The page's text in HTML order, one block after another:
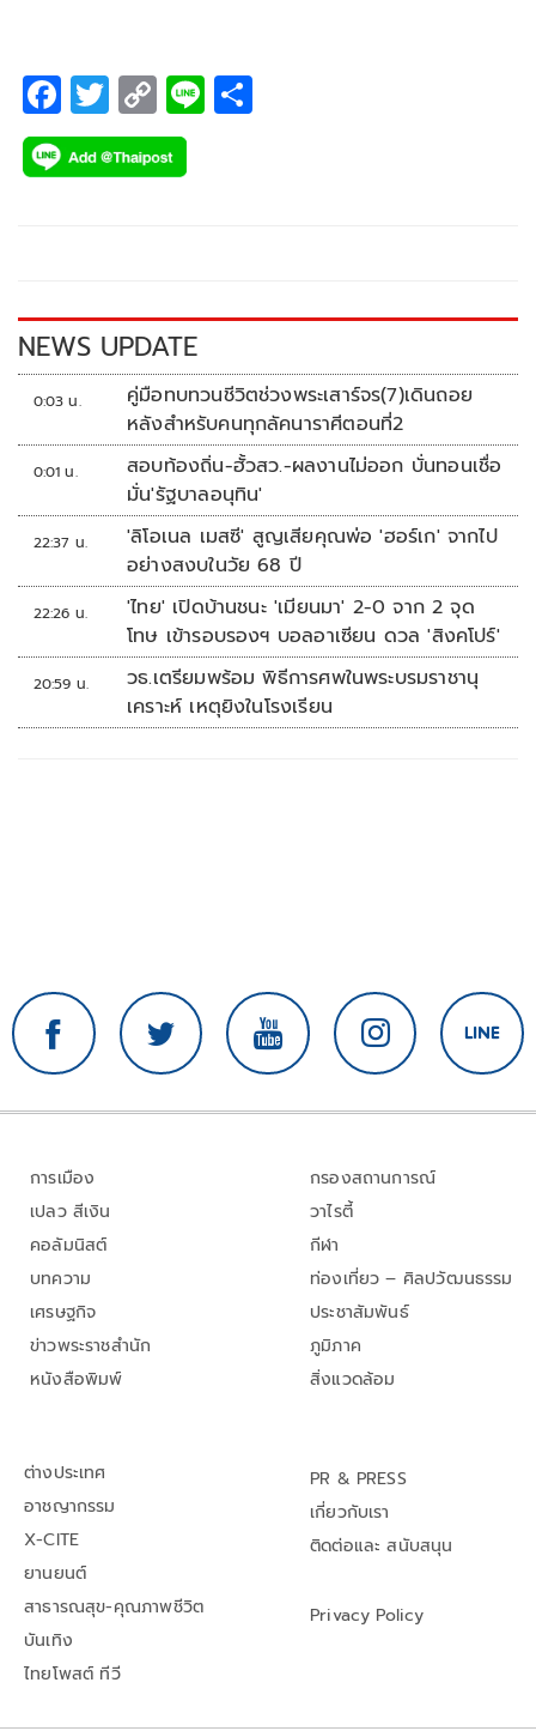
F
ac
e
k
T
wi
tt
C
o
p
k
Li
NEWS UPDATE
0:03 น.
คู่มือทบทวนชีวิตช่วงพระเสาร์จร(7)เดินถอย
หลังสำหรับคนทุกลัคนาราศีตอนที่2
0:01 น.
สอบท้องถิ่น-ฮั้วสว.-ผลงานไม่ออก บั่นทอนเชื่อ
มั่น'รัฐบาลอนุทิน'
22:37 น.
'ลิโอเนล เมสซี' สูญเสียคุณพ่อ 'ฮอร์เก' จากไป
อย่างสงบในวัย 68 ปี
22:26 น.
'ไทย' เปิดบ้านชนะ 'เมียนมา' 2-0 จาก 2 จุด
โทษ เข้ารอบรองฯ บอลอาเซียน ดวล 'สิงคโปร์'
20:59 น.
วธ.เตรียมพร้อม พิธีการศพในพระบรมราชานุ
เคราะห์ เหตุยิงในโรงเรียน
การเมือง
เปลว สีเงิน
คอลัมนิสต์
บทความ
เศรษฐกิจ
ข่าวพระราชสำนัก
หนังสือพิมพ์
กรองสถานการณ์
วาไรตี้
กีฬา
ท่องเที่ยว – ศิลปวัฒนธรรม
ประชาสัมพันธ์
ภูมิภาค
สิ่งแวดล้อม
ต่างประเทศ
อาชญากรรม
X-CITE
ยานยนต์
สาธารณสุข-คุณภาพชีวิต
บันเทิง
ไทยโพสต์ ทีวี
PR & PRESS
เกี่ยวกับเรา
ติดต่อและ สนับสนุน
Privacy Policy